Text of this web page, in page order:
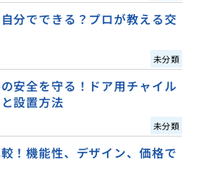
分でできる？プロが教える交
未分類
の安全を守る！ドア用チャイル
設置方法
未分類
！機能性、デザイン、価格で